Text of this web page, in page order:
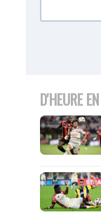
D'HEURE